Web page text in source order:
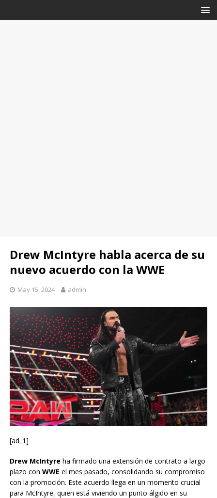
Drew McIntyre habla acerca de su
nuevo acuerdo con la WWE
May 15, 2024 admin
[ad_1]
Drew McIntyre ha firmado una extensión de contrato a largo
plazo con WWE el mes pasado, consolidando su compromiso
con la promoción. Este acuerdo llega en un momento crucial
para McIntyre, quien está viviendo un punto álgido en su